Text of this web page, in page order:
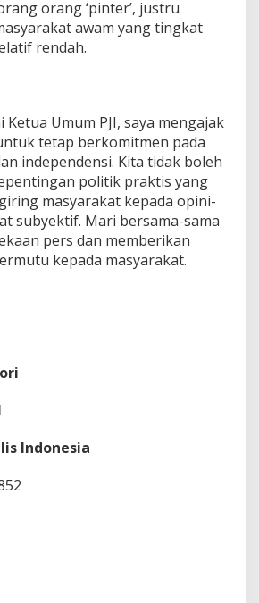
orang ‘pinter’, justru
awam yang tingkat
rendah.
Umum PJI, saya mengajak
tetap berkomitmen pada
independensi. Kita tidak boleh
politik praktis yang
masyarakat kepada opini-
subyektif. Mari bersama-sama
pers dan memberikan
kepada masyarakat.
Indonesia